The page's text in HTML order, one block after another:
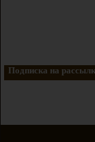
Подписка на